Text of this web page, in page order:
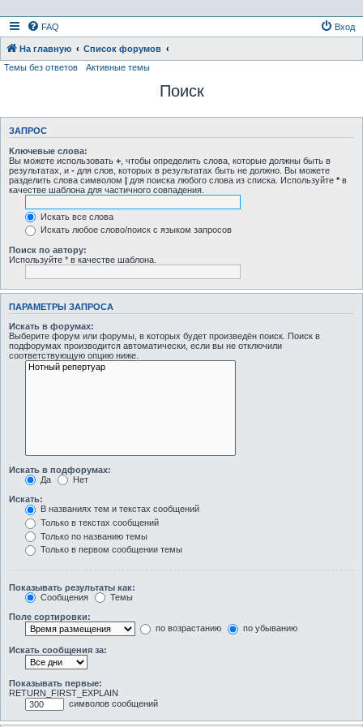
FAQ Вход
На главную
Список форумов
Темы без ответов
Активные темы
Поиск
ЗАПРОС
Ключевые слова:
Вы можете использовать + , чтобы определить слова, которые должны быть в
результатах, и - для слов, которых в результатах быть не должно. Вы можете
разделить слова символом | для поиска любого слова из списка. Используйте * в
качестве шаблона для частичного совпадения.
Искать все слова
Искать любое слово/поиск с языком запросов
Поиск по автору:
Используйте * в качестве шаблона.
ПАРАМЕТРЫ ЗАПРОСА
Искать в форумах:
Выберите форум или форумы, в которых будет произведён поиск. Поиск в
подфорумах производится автоматически, если вы не отключили
соответствующую опцию ниже.
Искать в подфорумах:
Да
Нет
Искать:
В названиях тем и текстах сообщений
Только в текстах сообщений
Только по названию темы
Только в первом сообщении темы
Показывать результаты как:
Сообщения
Темы
Поле сортировки:
по возрастанию
по убыванию
Искать сообщения за:
Показывать первые:
RETURN_FIRST_EXPLAIN
символов сообщений